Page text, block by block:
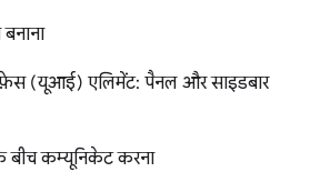
(यूआई) एलिमेंट: पैनल और साइडबार
बीच कम्यूनिकेट करना